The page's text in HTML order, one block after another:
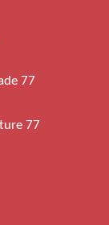
77
77